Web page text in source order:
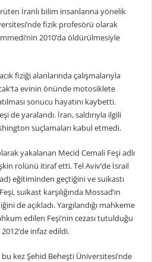
İranlı bilim insanlarına yönelik
fizik profesörü olarak
2010’da öldürülmesiyle
fiziği alanlarında çalışmalarıyla
evinin önünde motosiklete
sonucu hayatını kaybetti.
de yaralandı. İran, saldırıyla ilgili
suçlamaları kabul etmedi.
yakalanan Mecid Cemali Feşi adlı
rolünü itiraf etti. Tel Aviv’de İsrail
eğitiminden geçtiğini ve suikastı
suikast karşılığında Mossad’ın
de açıkladı. Yargılandığı mahkeme
edilen Feşi’nin cezası tutulduğu
infaz edildi.
bu kez Şehid Beheşti Üniversitesi’nde